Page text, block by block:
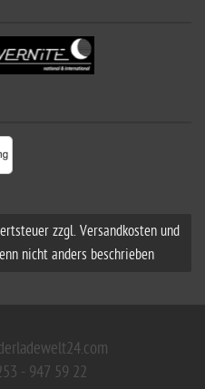
zzgl. Versandkosten und
nicht anders beschrieben
- 947 59 22